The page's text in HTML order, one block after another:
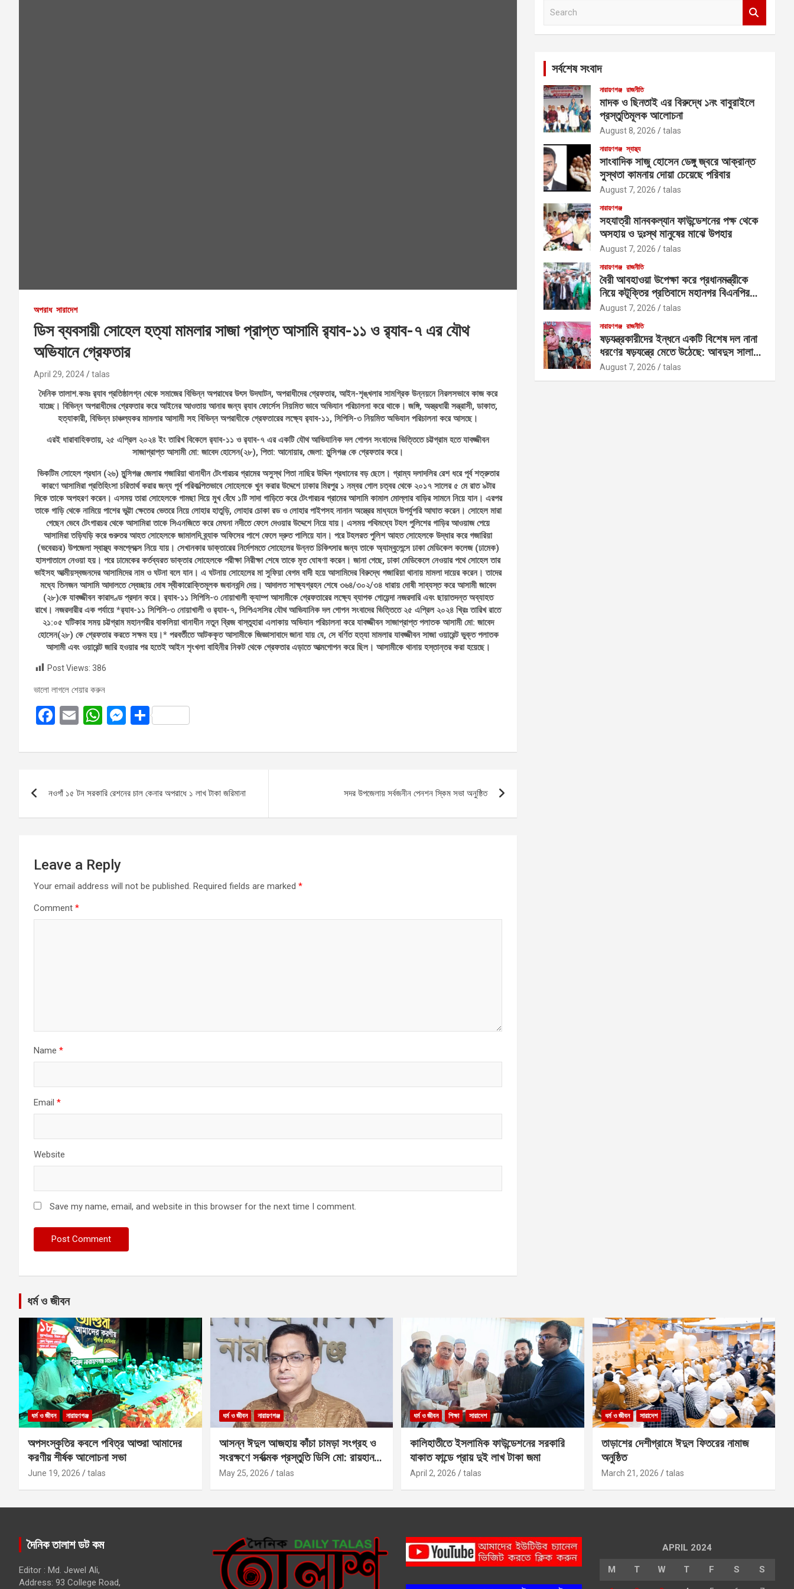
অপরাধ সারাদেশ
ডিস ব্যবসায়ী সোহেল হত্যা মামলার সাজা প্রাপ্ত আসামি র‍্যাব-১১ ও র‍্যাব-৭ এর যৌথ
অভিযানে গ্রেফতার
April 29, 2024 talas
দৈনিক তালাশ.কমঃ র‌্যাব প্রতিষ্ঠালগ্ন থেকে সমাজের বিভিন্ন অপরাধের উৎস উদঘাটন, অপরাধীদের গ্রেফতার, আইন-শৃঙ্খলার সামগ্রিক উন্নয়নে নিরলসভাবে কাজ করে
যাচ্ছে। বিভিন্ন অপরাধীদের গ্রেফতার করে আইনের আওতায় আনার জন্য র‌্যাব ফোর্সেস নিয়মিত ভাবে অভিযান পরিচালনা করে থাকে। জঙ্গি, অস্ত্রধারী সন্ত্রাসী, ডাকাত,
হত্যাকারী, বিভিন্ন চাঞ্চল্যকর মামলার আসামী সহ বিভিন্ন অপরাধীকে গ্রেফতারের লক্ষ্যে র‌্যাব-১১, সিপিসি-৩ নিয়মিত অভিযান পরিচালনা করে আসছে।
এরই ধারাবাহিকতায়, ২৫ এপ্রিল ২০২৪ ইং তারিখ বিকেলে র‌্যাব-১১ ও র‍্যাব-৭ এর একটি যৌথ আভিযানিক দল গোপন সংবাদের ভিত্তিতে চট্টগ্রাম হতে যাবজ্জীবন
সাজাপ্রাপ্ত আসামী মো: জাবেদ হোসেন(২৮), পিতা: আনোয়ার, জেলা: মুন্সিগঞ্জ কে গ্রেফতার করে।
ভিকটিম সোহেল প্রধান (২৬) মুন্সিগঞ্জ জেলার গজারিয়া থানাধীন টেংগারচর গ্রামের অসুস্থ পিতা নাছির উদ্দিন প্রধানের বড় ছেলে। গ্রাম্য দলাদলির রেশ ধরে পূর্ব শত্রুতার
কারণে আসামিরা প্রতিহিংসা চরিতার্থ করার জন্য পূর্ব পরিকল্পিতভাবে সোহেলকে খুন করার উদ্দেশে ঢাকার মিরপুর ১ নম্বর গোল চত্বর থেকে ২০১৭ সালের ৫ মে রাত ৯টার
দিকে তাকে অপহরণ করেন। এসময় তারা সোহেলকে গামছা দিয়ে মুখ বেঁধে ১টি সাদা গাড়িতে করে টেংগারচর গ্রামের আসামি কামাল মোল্লার বাড়ির সামনে নিয়ে যান। এরপর
তাকে গাড়ি থেকে নামিয়ে পাশের ভুট্টা ক্ষেতের ভেতরে নিয়ে লোহার হাতুড়ি, লোহার চোকা রড ও লোহার পাইপসহ নানান অস্ত্রের মাধ্যমে উপর্যুপরি আঘাত করেন। সোহেল মারা
গেছেন ভেবে টেংগারচর থেকে আসামিরা তাকে সিএনজিতে করে মেঘনা নদীতে ফেলে দেওয়ার উদ্দেশে নিয়ে যায়। এসময় পথিমধ্যে টহল পুলিশের গাড়ির আওয়াজ পেয়ে
আসামিরা তড়িঘড়ি করে গুরুতর আহত সোহেলকে জামালদি ব্র্যাক অফিসের পাশে ফেলে দ্রুত পালিয়ে যান। পরে টহলরত পুলিশ আহত সোহেলকে উদ্ধার করে গজারিয়া
(ভবেরচর) উপজেলা স্বাস্থ্য কমপ্লেক্সে নিয়ে যায়। সেখানকার ডাক্তারের নির্দেশমতে সোহেলের উন্নত চিকিৎসার জন্য তাকে অ্যাম্বুলেন্সে ঢাকা মেডিকেল কলেজ (ঢামেক)
হাসপাতালে নেওয়া হয়। পরে ঢামেকের কর্তব্যরত ডাক্তার সোহেলকে পরীক্ষা নিরীক্ষা শেষে তাকে মৃত ঘোষণা করেন। জানা গেছে, ঢাকা মেডিকেলে নেওয়ার পথে সোহেল তার
ভাইসহ আত্মীয়স্বজনদের আসামিদের নাম ও ঘটনা বলে যান। এ ঘটনায় সোহেলের মা সুফিয়া বেগম বাদী হয়ে আসামিদের বিরুদ্ধে গজারিয়া থানায় মামলা দায়ের করেন। তাদের
মধ্যে তিনজন আসামি আদালতে স্বেচ্ছায় দোষ স্বীকারোক্তিমূলক জবানবন্দি দেয়। আদালত সাক্ষ্যগ্রহন শেষে ৩৬৪/৩০২/৩৪ ধারায় দোষী সাব্যস্ত করে আসামী জাবেদ
(২৮)কে যাবজ্জীবন কারাদণ্ড প্রদান করে। র‍্যাব-১১ সিপিসি-৩ নোয়াখালী ক্যাম্প আসামীকে গ্রেফতারের লক্ষ্যে ব্যাপক গোয়েন্দা নজরদারি এবং ছায়াতদন্ত অব্যাহত
রাখে। নজরদারীর এক পর্যায়ে *র‍্যাব-১১ সিপিসি-৩ নোয়াখালী ও র‌্যাব-৭, সিপিএসসির যৌথ আভিযানিক দল গোপন সংবাদের ভিত্তিতে ২৫ এপ্রিল ২০২৪ খ্রিঃ তারিখ রাতে
২১:০৫ ঘটিকার সময় চট্টগ্রাম মহানগরীর বাকলিয়া থানাধীন নতুন ব্রিজ বাস্তুহারা এলাকায় অভিযান পরিচালনা করে যাবজ্জীবন সাজাপ্রাপ্ত পলাতক আসামী মো: জাবেদ
হোসেন(২৮) কে গ্রেফতার করতে সক্ষম হয়।* পরবর্তীতে আটককৃত আসামীকে জিজ্ঞাসাবাদে জানা যায় যে, সে বর্ণিত হত্যা মামলার যাবজ্জীবন সাজা ওয়ারেন্ট ভুক্ত পলাতক
আসামী এবং ওয়ারেন্ট জারি হওয়ার পর হতেই আইন শৃংখলা বাহিনীর নিকট থেকে গ্রেফতার এড়াতে আত্মগোপন করে ছিল। আসামীকে থানায় হস্তান্তর করা হয়েছে।
Post Views: 386
ভালো লাগলে শেয়ার করুন
F
ce
o
E
ail
W
at
A
M
se
g
S
ar
navigation
নওগাঁ ১৫ টন সরকারি রেশনের চাল কেনার অপরাধে ১ লাখ টাকা জরিমানা সদর উপজেলায় সর্বজনীন পেনশন স্কিম সভা অনুষ্ঠিত
Leave a Reply
Your email address will not be published. Required fields are marked *
Comment *
Name *
Email *
Website
Save my name, email, and website in this browser for the next time I comment.
সর্বশেষ সংবাদ
নারায়ণগঞ্জ রাজনীতি
মাদক ও ছিনতাই এর বিরুদ্ধে ১নং বাবুরাইলে
প্রস্তুতিমূলক আলোচনা
August 8, 2026 talas
নারায়ণগঞ্জ স্বাস্থ্য
সাংবাদিক সাজু হোসেন ডেঙ্গু জ্বরে আক্রান্ত
সুস্থতা কামনায় দোয়া চেয়েছে পরিবার
August 7, 2026 talas
নারায়ণগঞ্জ
সহযাত্রী মানবকল্যান ফাউন্ডেশনের পক্ষ থেকে
অসহায় ও দুঃস্থ মানুষের মাঝে উপহার
August 7, 2026 talas
নারায়ণগঞ্জ রাজনীতি
বৈরী আবহাওয়া উপেক্ষা করে প্রধানমন্ত্রীকে
নিয়ে কটূক্তির প্রতিবাদে মহানগর বিএনপির
বিক্ষোভ
August 7, 2026 talas
নারায়ণগঞ্জ রাজনীতি
ষড়যন্ত্রকারীদের ইন্ধনে একটি বিশেষ দল নানা
ধরণের ষড়যন্ত্রে মেতে উঠেছে: আবদুস সালাম
আজাদ
August 7, 2026 talas
ধর্ম ও জীবন
ধর্ম ও জীবন নারায়ণগঞ্জ
অপসংস্কৃতির কবলে পবিত্র আশুরা আমাদের
করণীয় শীর্ষক আলোচনা সভা
June 19, 2026 talas
ধর্ম ও জীবন নারায়ণগঞ্জ
আসন্ন ঈদুল আজহায় কাঁচা চামড়া সংগ্রহ ও
সংরক্ষণে সর্বাত্মক প্রস্তুতি ডিসি মো: রায়হান
কবির
May 25, 2026 talas
ধর্ম ও জীবন শিক্ষা সারাদেশ
কালিহাতীতে ইসলামিক ফাউন্ডেশনের সরকারি
যাকাত ফান্ডে প্রায় দুই লাখ টাকা জমা
April 2, 2026 talas
ধর্ম ও জীবন সারাদেশ
তাড়াশের দেশীগ্রামে ঈদুল ফিতরের নামাজ
অনুষ্ঠিত
March 21, 2026 talas
দৈনিক তালাশ ডট কম
Editor : Md. Jewel Ali,
Address: 93 College Road,
APRIL 2024
M T W T F S S